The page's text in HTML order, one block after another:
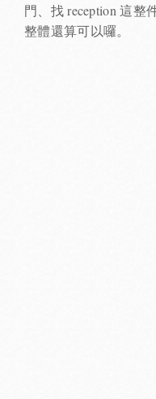
門、找 reception 這整
整體還算可以囉。